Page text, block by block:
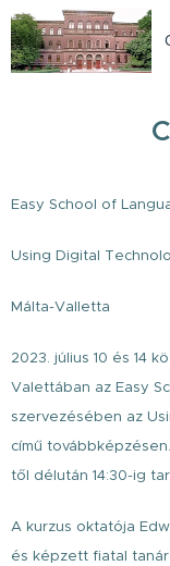
Easy School of
Using Digital
Málta-Valletta
2023. július 10 és 14
Valettában az Easy
szervezésében az
című
től délután 14:30-ig
A kurzus oktatója
és képzett fiatal